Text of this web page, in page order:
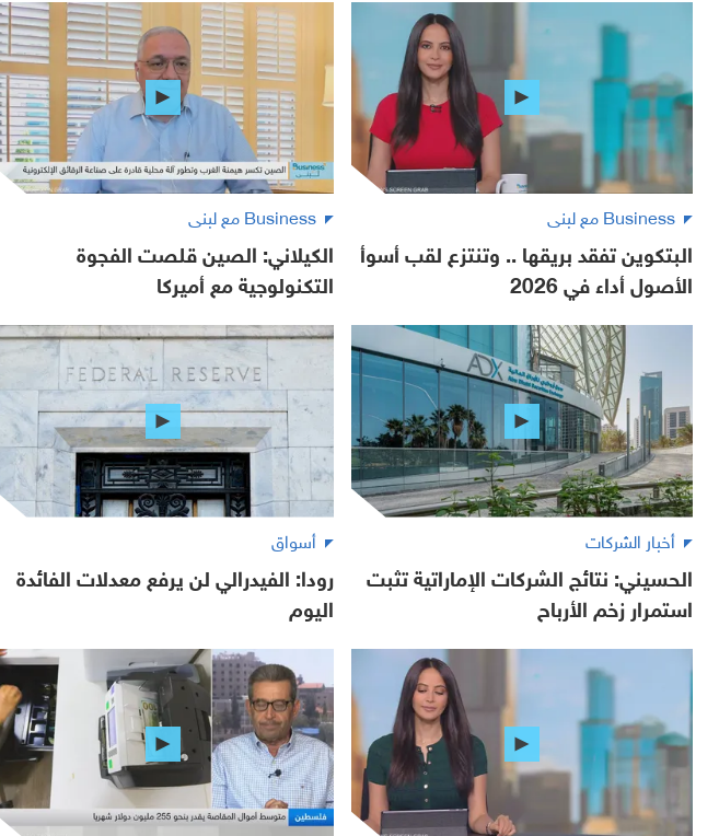
Business مع لبنى
البتكوين تفقد بريقها .. وتنتزع لقب أسوأ
الأصول أداء في 2026
Business مع لبنى
الكيلاني: الصين قلصت الفجوة
التكنولوجية مع أميركا
أخبار الشركات
الحسيني: نتائج الشركات الإماراتية تثبت
استمرار زخم الأرباح
أسواق
رودا: الفيدرالي لن يرفع معدلات الفائدة
اليوم